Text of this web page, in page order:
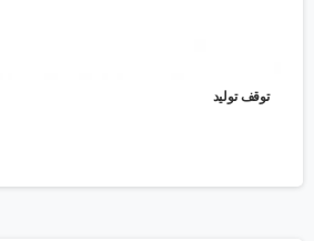
توقف تولید